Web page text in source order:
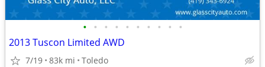
• • • • • • • • • •
2013 Tuscon Limited AWD
7/19 83k mi Toledo